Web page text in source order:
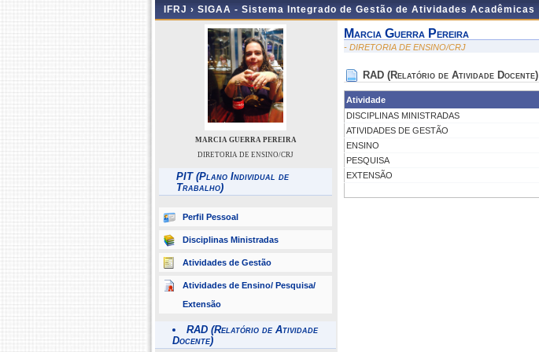
IFRJ › SIGAA - Sistema Integrado de Gestão de Atividades Acadêmicas
MARCIA GUERRA PEREIRA
DIRETORIA DE ENSINO/CRJ
PIT (Plano Individual de
Trabalho)
Perfil Pessoal
Disciplinas Ministradas
Atividades de Gestão
Atividades de Ensino/ Pesquisa/
Extensão
RAD (Relatório de Atividade
Docente)
Marcia Guerra Pereira
- DIRETORIA DE ENSINO/CRJ
RAD (Relatório de Atividade Docente)
Atividade
DISCIPLINAS MINISTRADAS
ATIVIDADES DE GESTÃO
ENSINO
PESQUISA
EXTENSÃO